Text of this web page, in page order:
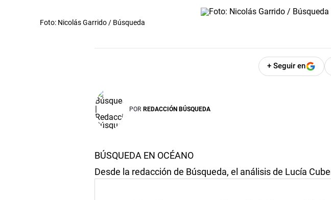
Foto: Nicolás Garrido / Búsqueda
+ Seguir en
POR REDACCIÓN BÚSQUEDA
BÚSQUEDA EN OCÉANO
Desde la redacción de Búsqueda, el análisis de Lucía